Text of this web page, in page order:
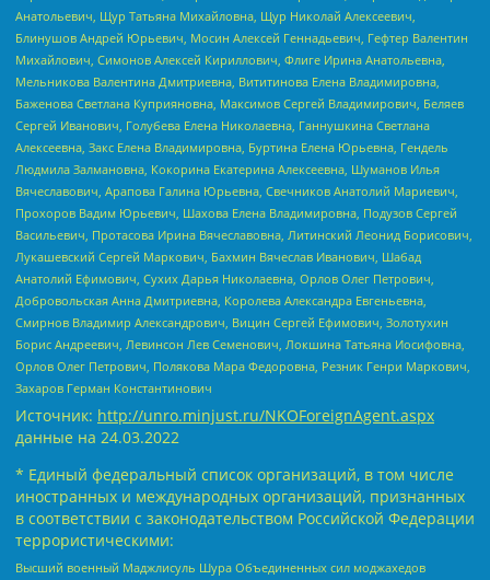
Анатольевич, Щур Татьяна Михайловна, Щур Николай Алексеевич,
Блинушов Андрей Юрьевич, Мосин Алексей Геннадьевич, Гефтер Валентин
Михайлович, Симонов Алексей Кириллович, Флиге Ирина Анатольевна,
Мельникова Валентина Дмитриевна, Вититинова Елена Владимировна,
Баженова Светлана Куприяновна, Максимов Сергей Владимирович, Беляев
Сергей Иванович, Голубева Елена Николаевна, Ганнушкина Светлана
Алексеевна, Закс Елена Владимировна, Буртина Елена Юрьевна, Гендель
Людмила Залмановна, Кокорина Екатерина Алексеевна, Шуманов Илья
Вячеславович, Арапова Галина Юрьевна, Свечников Анатолий Мариевич,
Прохоров Вадим Юрьевич, Шахова Елена Владимировна, Подузов Сергей
Васильевич, Протасова Ирина Вячеславовна, Литинский Леонид Борисович,
Лукашевский Сергей Маркович, Бахмин Вячеслав Иванович, Шабад
Анатолий Ефимович, Сухих Дарья Николаевна, Орлов Олег Петрович,
Добровольская Анна Дмитриевна, Королева Александра Евгеньевна,
Смирнов Владимир Александрович, Вицин Сергей Ефимович, Золотухин
Борис Андреевич, Левинсон Лев Семенович, Локшина Татьяна Иосифовна,
Орлов Олег Петрович, Полякова Мара Федоровна, Резник Генри Маркович,
Захаров Герман Константинович
Источник: http://unro.minjust.ru/NKOForeignAgent.aspx
данные на 24.03.2022
* Единый федеральный список организаций, в том числе
иностранных и международных организаций, признанных
в соответствии с законодательством Российской Федерации
террористическими:
Высший военный Маджлисуль Шура Объединенных сил моджахедов